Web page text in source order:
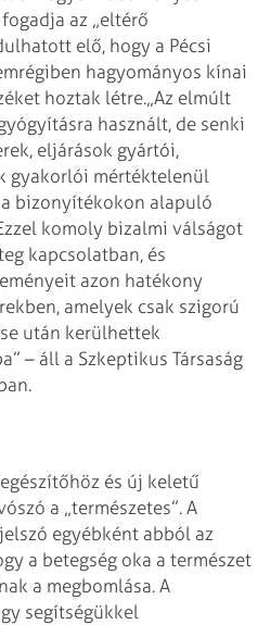
az „eltérő
elő, hogy a Pécsi
hagyományos kínai
hoztak létre.„Az elmúlt
használt, de senki
eljárások gyártói,
gyakorlói mértéktelenül
bizonyítékokon alapuló
komoly bizalmi válságot
kapcsolatban, és
azon hatékony
amelyek csak szigorú
után kerülhettek
– áll a Szkeptikus Társaság
és új keletű
a „természetes”. A
egyébként abból az
a betegség oka a természet
a megbomlása. A
segítségükkel